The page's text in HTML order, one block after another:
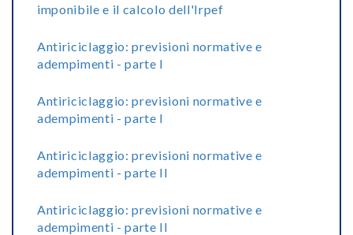
imponibile e il calcolo dell'Irpef
Antiriciclaggio: previsioni normative e
adempimenti - parte I
Antiriciclaggio: previsioni normative e
adempimenti - parte I
Antiriciclaggio: previsioni normative e
adempimenti - parte II
Antiriciclaggio: previsioni normative e
adempimenti - parte II